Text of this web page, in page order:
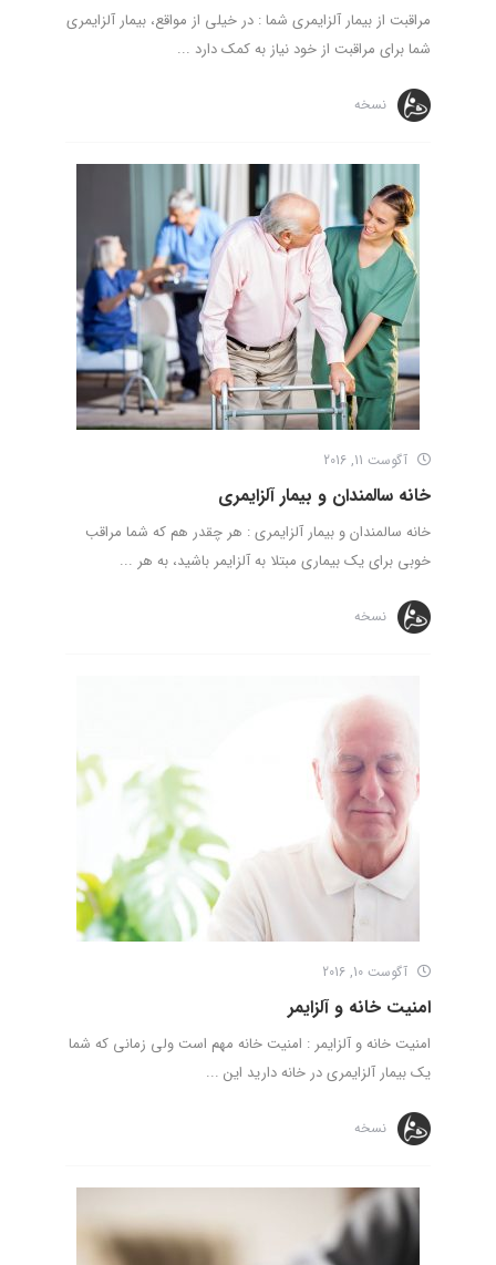
مراقبت از بیمار آلزایمری شما : در خیلی از مواقع، بیمار آلزایمری
شما برای مراقبت از خود نیاز به کمک دارد ...
نسخه
آگوست 11, 2016
خانه سالمندان و بیمار آلزایمری
خانه سالمندان و بیمار آلزایمری : هر چقدر هم که شما مراقب
خوبی برای یک بیماری مبتلا به آلزایمر باشید، به هر ...
نسخه
آگوست 10, 2016
امنیت خانه و آلزایمر
امنیت خانه و آلزایمر : امنیت خانه مهم است ولی زمانی که شما
یک بیمار آلزایمری در خانه دارید این ...
نسخه